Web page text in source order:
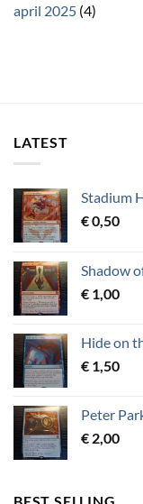
april 2025 (4)
LATEST
Stadium
€0,50
Shadow
€ 1,00
Hide on
€ 1,50
Peter
€ 2,00